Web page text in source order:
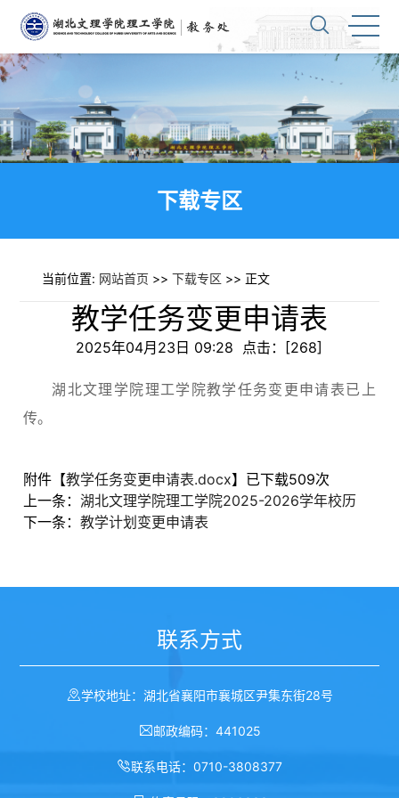
下载专区
当前位置: 网站首页 >>下载专区 >> 正文
教学任务变更申请表
2025年04月23日 09:28 点击：[268]
湖北文理学院理工学院教学任务变更申请表已上
传。
附件【教学任务变更申请表.docx】已下载509次
上一条：湖北文理学院理工学院2025-2026学年校历
下一条：教学计划变更申请表
联系方式
学校地址：湖北省襄阳市襄城区尹集东街28号
邮政编码：441025
联系电话：0710-3808377